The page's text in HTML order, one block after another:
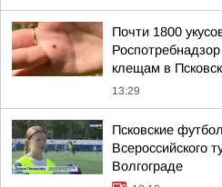
Почти 1800
клещам в
13:29
Псковские
Всероссийского
Волгограде